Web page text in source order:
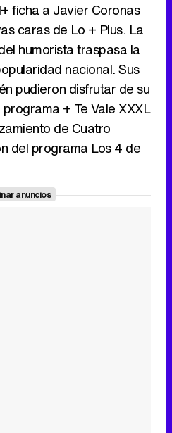
Tráiler de la tercera temporada de 'The Walking Dead: Dead City' de AMC+
ficha a Javier Coronas
caras de Lo + Plus. La
humorista traspasa la
nacional. Sus
pudieron disfrutar de su
+ Te Vale XXXL
de Cuatro
del programa Los 4 de
anuncios